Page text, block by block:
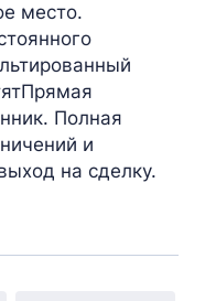
место.
Полная
и
на сделку.